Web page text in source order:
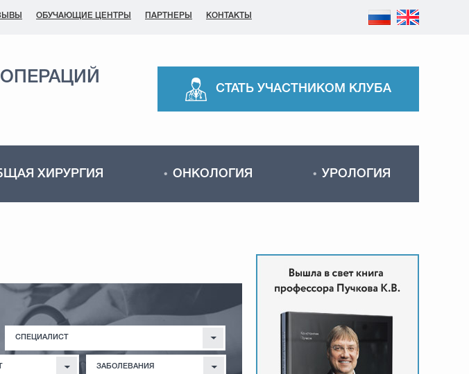
ОБУЧАЮЩИЕ ЦЕНТРЫ ПАРТНЕРЫ КОНТАКТЫ
СТАТЬ УЧАСТНИКОМ КЛУБА
ХИРУРГИЯ ОНКОЛОГИЯ УРОЛОГИЯ
СПЕЦИАЛИСТ
ЗАБОЛЕВАНИЯ